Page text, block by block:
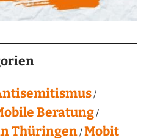
Beratung
Thüringen Mobit